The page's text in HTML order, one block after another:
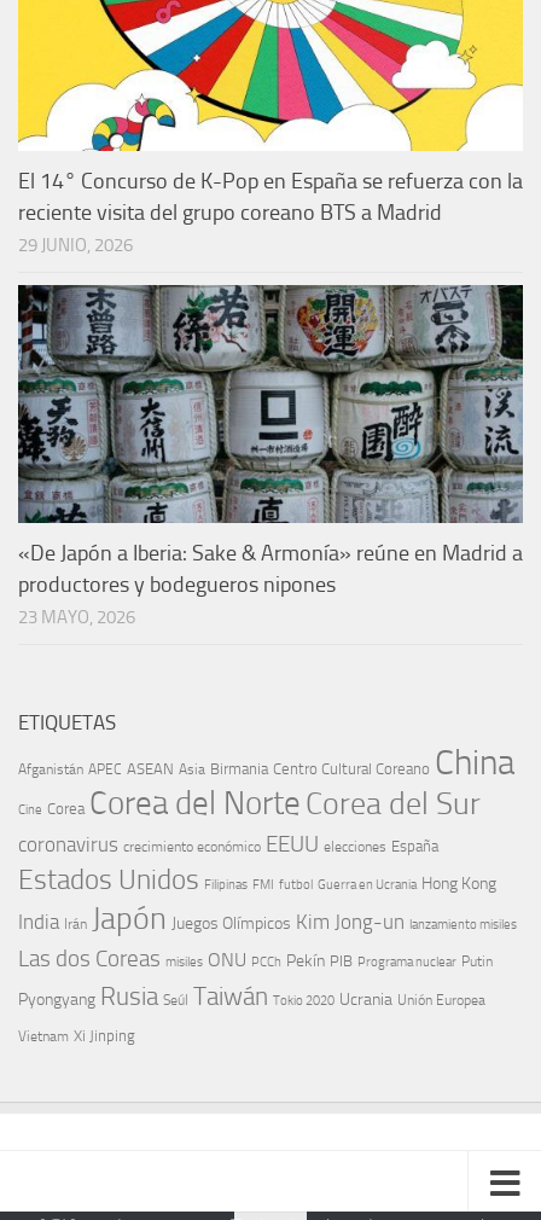
El 14° Concurso de K-Pop en España se refuerza con la
reciente visita del grupo coreano BTS a Madrid
29 JUNIO, 2026
«De Japón a Iberia: Sake & Armonía» reúne en Madrid a
productores y bodegueros nipones
23 MAYO, 2026
ETIQUETAS
Afganistán APEC ASEAN Asia Birmania Centro Cultural Coreano China
Cine Corea Corea del NorteCorea del Sur
coronavirus crecimiento económico EEUU elecciones España
Estados Unidos Filipinas FMI futbol Guerra en Ucrania Hong Kong
India Irán Japón Juegos Olímpicos Kim Jong-un lanzamiento misiles
Las dos Coreas misiles ONU PCCh Pekín PIB Programa nuclear Putin
Pyongyang Rusia Seúl Taiwán Tokio 2020 Ucrania Unión Europea
Vietnam Xi Jinping